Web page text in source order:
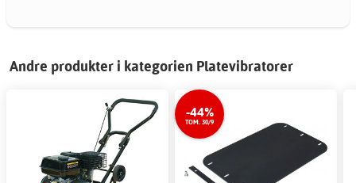
Andre produkter i kategorien Platevibratorer
-44%
TOM. 30/9